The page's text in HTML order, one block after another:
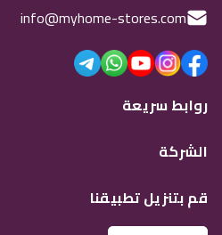
info@myhome-stores.com
روابط سريعة
الشركة
قم بتنزيل تطبيقنا